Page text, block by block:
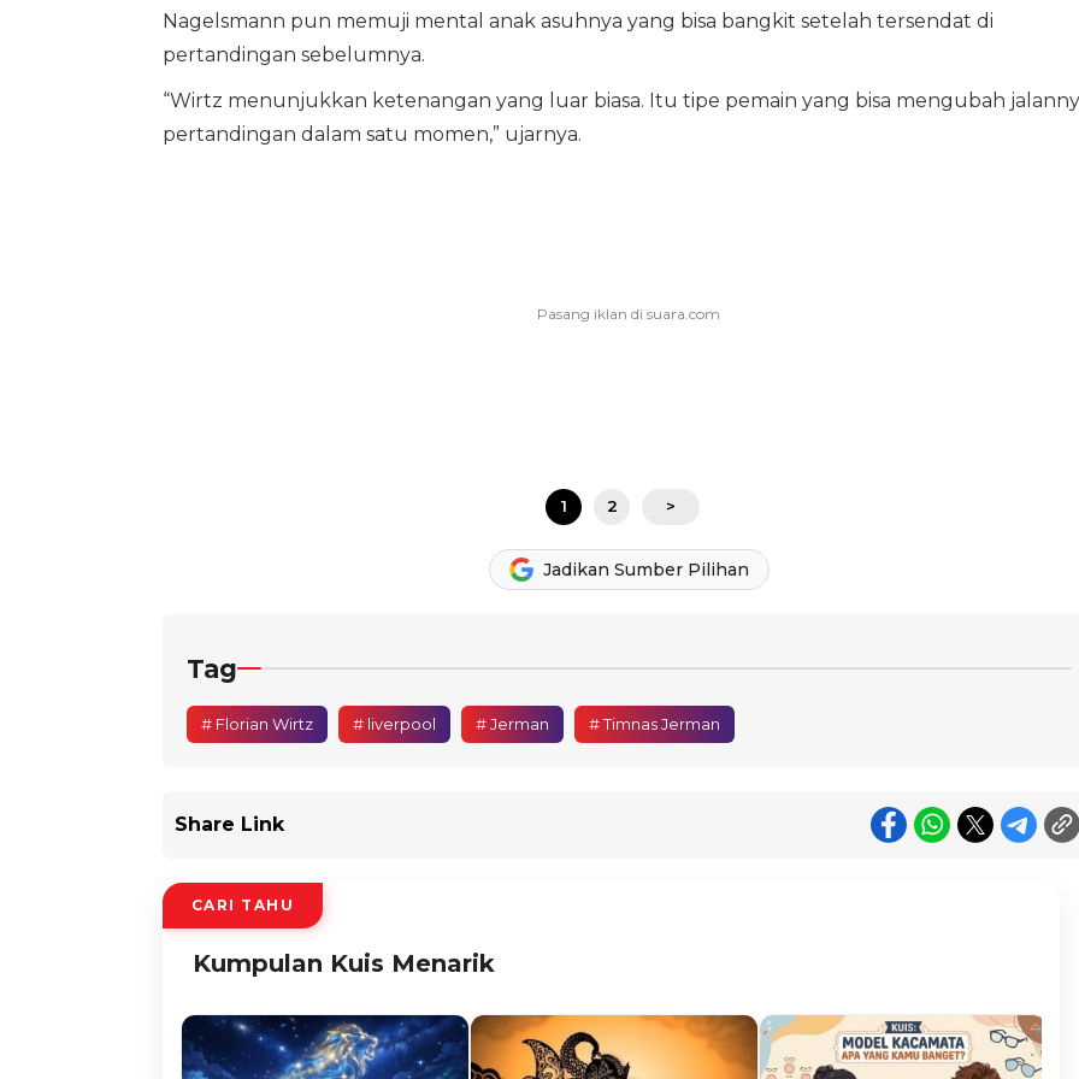
Nagelsmann pun memuji mental anak asuhnya yang bisa bangkit setelah tersendat di
pertandingan sebelumnya.
“Wirtz menunjukkan ketenangan yang luar biasa. Itu tipe pemain yang bisa mengubah
pertandingan dalam satu momen,” ujarnya.
1 2 >
Jadikan Sumber Pilihan
Tag
# Florian Wirtz # liverpool # Jerman # Timnas Jerman
Share Link
CARI TAHU
Kumpulan Kuis Menarik